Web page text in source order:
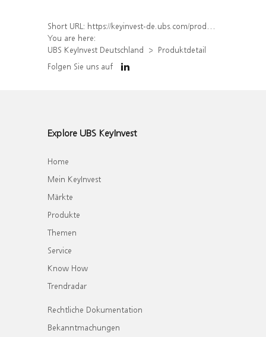
Short URL: https://keyinvest-de.ubs.com/produkt/detail/index/isin/DE000WA83D17
You are here:
UBS KeyInvest Deutschland
Produktdetail
Folgen Sie uns auf
Explore UBS KeyInvest
Home
Mein KeyInvest
Märkte
Produkte
Themen
Service
Know How
Trendradar
Rechtliche Dokumentation
Bekanntmachungen